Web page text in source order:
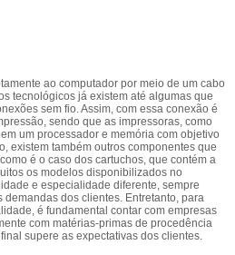
ao computador por meio de um cabo
tecnológicos já existem até algumas que
sem fio. Assim, com essa conexão é
sendo que as impressoras, como
um processador e memória com objetivo
existem também outros componentes que
é o caso dos cartuchos, que contém a
os modelos disponibilizados no
e especialidade diferente, sempre
dos clientes. Entretanto, para
é fundamental contar com empresas
com matérias-primas de procedência
supere as expectativas dos clientes.